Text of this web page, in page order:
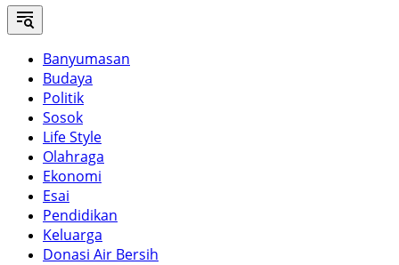
Banyumasan
Budaya
Politik
Sosok
Life Style
Olahraga
Ekonomi
Esai
Pendidikan
Keluarga
Donasi Air Bersih